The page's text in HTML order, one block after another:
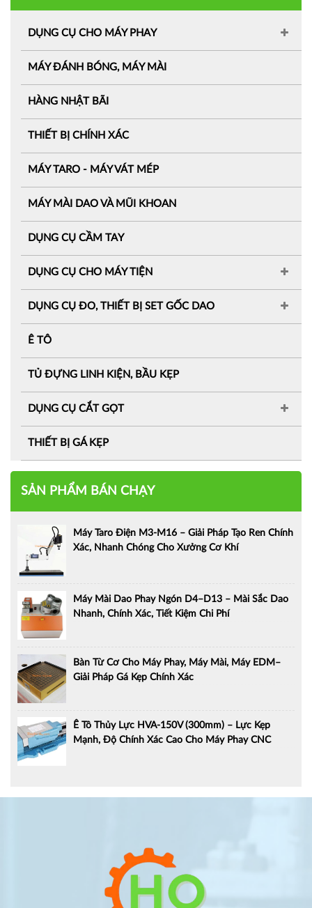
DỤNG CỤ CHO MÁY PHAY
MÁY ĐÁNH BÓNG, MÁY MÀI
HÀNG NHẬT BÃI
THIẾT BỊ CHÍNH XÁC
MÁY TARO - MÁY VÁT MÉP
MÁY MÀI DAO VÀ MŨI KHOAN
DỤNG CỤ CẦM TAY
DỤNG CỤ CHO MÁY TIỆN
DỤNG CỤ ĐO, THIẾT BỊ SET GỐC DAO
Ê TÔ
TỦ ĐỰNG LINH KIỆN, BẦU KẸP
DỤNG CỤ CẮT GỌT
THIẾT BỊ GÁ KẸP
SẢN PHẨM BÁN CHẠY
Máy Taro Điện M3-M16 – Giải Pháp Tạo Ren Chính
Xác, Nhanh Chóng Cho Xưởng Cơ Khí
Máy Mài Dao Phay Ngón D4–D13 – Mài Sắc Dao
Nhanh, Chính Xác, Tiết Kiệm Chi Phí
Bàn Từ Cơ Cho Máy Phay, Máy Mài, Máy EDM–
Giải Pháp Gá Kẹp Chính Xác
Ê Tô Thủy Lực HVA-150V (300mm) – Lực Kẹp
Mạnh, Độ Chính Xác Cao Cho Máy Phay CNC